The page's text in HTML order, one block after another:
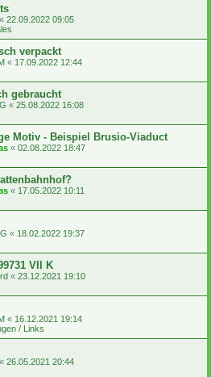
« 22.09.2022 09:05
verpackt
« 17.09.2022 12:44
gebraucht
« 25.08.2022 16:08
Motiv - Beispiel Brusio-Viaduct
« 02.08.2022 18:47
« 17.05.2022 10:11
« 18.02.2022 19:37
VII K
« 23.12.2021 19:10
« 16.12.2021 19:14
/ Links
« 26.05.2021 20:44